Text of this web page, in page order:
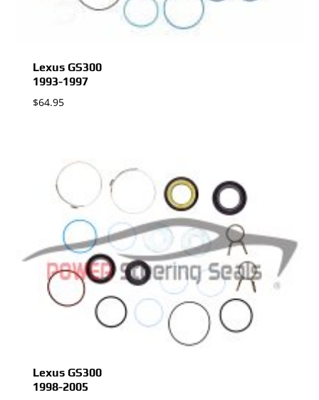
Lexus GS300
1993-1997
$64.95
Lexus GS300
1998-2005